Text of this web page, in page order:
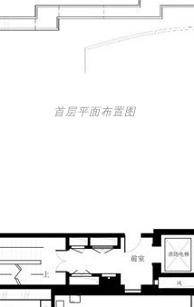
首层平面布置图